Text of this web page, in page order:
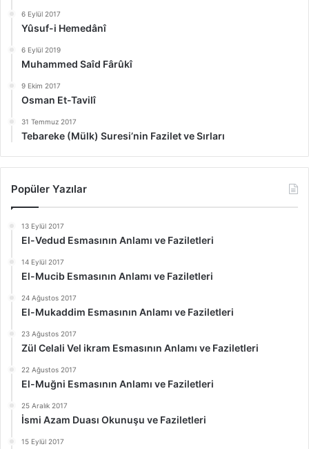
6 Eylül 2017
Yûsuf-i Hemedânî
6 Eylül 2019
Muhammed Saîd Fârûkî
9 Ekim 2017
Osman Et-Tavilî
31 Temmuz 2017
Tebareke (Mülk) Suresi’nin Fazilet ve Sırları
Popüler Yazılar
13 Eylül 2017
El-Vedud Esmasının Anlamı ve Faziletleri
14 Eylül 2017
El-Mucib Esmasının Anlamı ve Faziletleri
24 Ağustos 2017
El-Mukaddim Esmasının Anlamı ve Faziletleri
23 Ağustos 2017
Zül Celali Vel ikram Esmasının Anlamı ve Faziletleri
22 Ağustos 2017
El-Muğni Esmasının Anlamı ve Faziletleri
25 Aralık 2017
İsmi Azam Duası Okunuşu ve Faziletleri
15 Eylül 2017